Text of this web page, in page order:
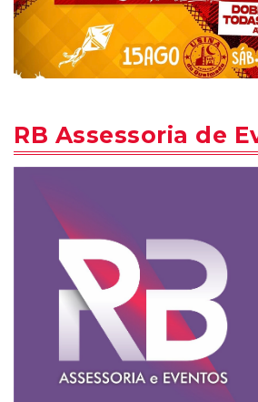
RB Assessoria de